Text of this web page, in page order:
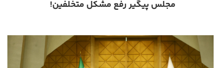
مجلس پیگیر رفع مشکل متخلفین!